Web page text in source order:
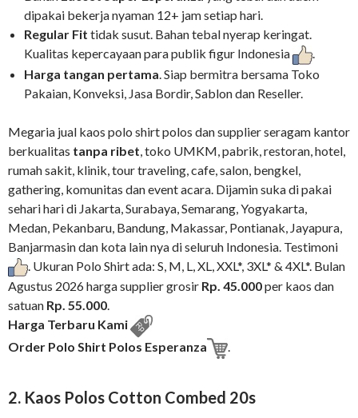
dipakai bekerja nyaman 12+ jam setiap hari.
Regular Fit tidak susut. Bahan tebal nyerap keringat.
Kualitas kepercayaan para publik figur Indonesia
.
Harga tangan pertama . Siap bermitra bersama Toko
Pakaian, Konveksi, Jasa Bordir, Sablon dan Reseller.
Megaria jual kaos polo shirt polos dan supplier seragam kantor
berkualitas tanpa ribet , toko UMKM, pabrik, restoran, hotel,
rumah sakit, klinik, tour traveling, cafe, salon, bengkel,
gathering, komunitas dan event acara. Dijamin suka di pakai
sehari hari di Jakarta, Surabaya, Semarang, Yogyakarta,
Medan, Pekanbaru, Bandung, Makassar, Pontianak, Jayapura,
Banjarmasin dan kota lain nya di seluruh Indonesia. Testimoni
. Ukuran Polo Shirt ada: S, M, L, XL, XXL*, 3XL* & 4XL*. Bulan
Agustus 2026 harga supplier grosir Rp. 45.000per kaos dan
satuan Rp. 55.000.
Harga Terbaru Kami
Order Polo Shirt Polos Esperanza
.
2. Kaos Polos Cotton Combed 20s